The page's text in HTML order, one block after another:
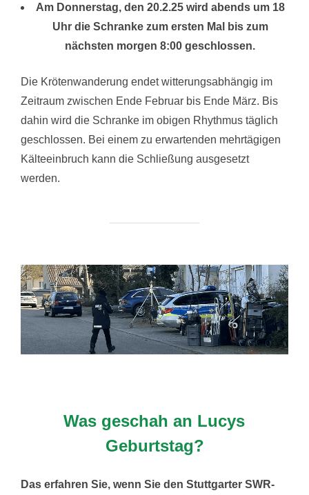
Am Donnerstag, den 20.2.25 wird abends um 18
Uhr die Schranke zum ersten Mal bis zum
nächsten morgen 8:00 geschlossen.
Die Krötenwanderung endet witterungsabhängig im
Zeitraum zwischen Ende Februar bis Ende März. Bis
dahin wird die Schranke im obigen Rhythmus täglich
geschlossen. Bei einem zu erwartenden mehrtägigen
Kälteeinbruch kann die Schließung ausgesetzt
werden.
Was geschah an Lucys
Geburtstag?
Das erfahren Sie, wenn Sie den Stuttgarter SWR-